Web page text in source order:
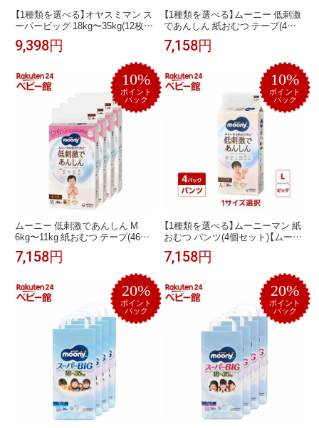
【1種類を選べる】オヤスミマン ス
ーパービッグ 18kg〜35kg(12枚入
×6個セット)【ムーニー オネショ
パンツ】
9,398円
【1種類を選べる】ムーニー 低刺激
であんしん 紙おむつ テープ(4個
セット)【ムーニーナチュラル】[お
むつ トイレ ケアグッズ オムツ]
7,158円
10%
ポイント
バック
ムーニー 低刺激であんしん M
6kg〜11kg 紙おむつ テープ(46枚
入*4個)【yb00】【yb05】【ムーニー
ナチュラル】[おむつ トイレ ケア
7,158円
10%
ポイント
バック
【1種類を選べる】ムーニーマン 紙
おむつ パンツ(4個セット)【ムーニ
ーマン】[おむつ トイレ ケアグッ
ズ オムツ]
7,158円
20%
ポイント
バック
20%
ポイント
バック